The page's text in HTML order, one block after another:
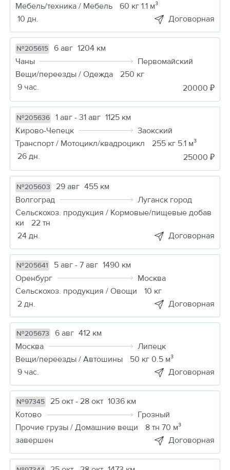
Мебель/техника / Мебель
60 кг 1.1 м³
10 дн.
Договорная
№205615 6 авг 1204 км
Чаны
Первомайский
Вещи/переезды / Одежда
250 кг
9 час.
20000 ₽
№205636 1 авг - 31 авг 1125 км
Кирово-Чепецк
Заокский
Транспорт / Мотоцикл/квадроцикл
255 кг 5.1 м³
26 дн.
25000 ₽
№205603 29 авг 455 км
Волгоград
Луганск город
Сельскохоз. продукция / Кормовые/пищевые добав
ки
22 тн
24 дн.
Договорная
№205641 5 авг - 7 авг 1490 км
Оренбург
Москва
Сельскохоз. продукция / Овощи
10 кг
2 дн.
Договорная
№205673 6 авг 412 км
Москва
Липецк
Вещи/переезды / Автошины
50 кг 0.5 м³
9 час.
Договорная
№97345 25 окт - 28 окт 1036 км
Котово
Грозный
Прочие грузы / Домашние вещи
8 тн 70 м³
завершен
Договорная